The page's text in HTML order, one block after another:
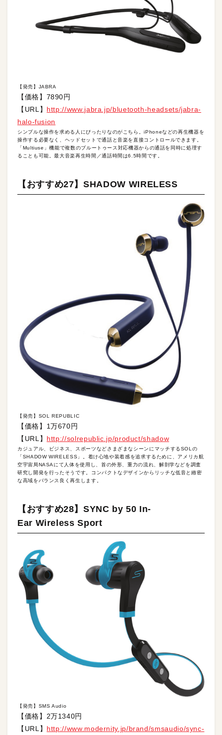
【発売】JABRA
【価格】7890円
【URL】 http://www.jabra.jp/bluetooth-headsets/jabra-
halo-fusion
シンプルな操作を求める人にぴったりなのがこちら。iPhoneなどの再生機器を
操作する必要なく、ヘッドセットで通話と音楽を直接コントロールできます。
「Multiuse」機能で複数のブルートゥース対応機器からの通話を同時に処理す
ることも可能。最大音楽再生時間／通話時間は6.5時間です。
【おすすめ27】SHADOW WIRELESS
【発売】SOL REPUBLIC
【価格】1万670円
【URL】 http://solrepublic.jp/product/shadow
カジュアル、ビジネス、スポーツなどさまざまなシーンにマッチするSOLの
「SHADOW WIRELESS」。着け心地や装着感を追求するために、アメリカ航
空宇宙局NASAにて人体を使用し、首の外形、重力の流れ、解剖学などを調査
研究し開発を行ったそうです。コンパクトなデザインからリッチな低音と緻密
な高域をバランス良く再生します。
【おすすめ28】SYNC by 50 In-
Ear Wireless Sport
【発売】SMS Audio
【価格】2万1340円
【URL】 http://www.modernity.jp/brand/smsaudio/sync-